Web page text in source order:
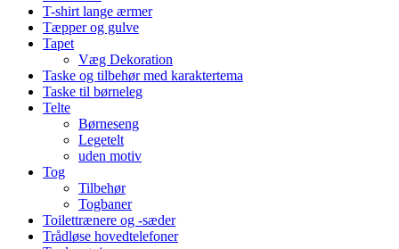
T-shirt lange ærmer
Tæpper og gulve
Tapet
Væg Dekoration
Taske og tilbehør med karaktertema
Taske til børneleg
Telte
Børneseng
Legetelt
uden motiv
Tog
Tilbehør
Togbaner
Toilettrænere og -sæder
Trådløse hovedtelefoner